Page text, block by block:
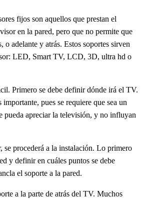
fijos son aquellos que prestan el
en la pared, pero que no permite que
o adelante y atrás. Estos soportes sirven
LED, Smart TV, LCD, 3D, ultra hd o
Primero se debe definir dónde irá el TV.
pues se requiere que sea un
pueda apreciar la televisión, y no influyan
se procederá a la instalación. Lo primero
y definir en cuáles puntos se debe
el soporte a la pared.
a la parte de atrás del TV. Muchos